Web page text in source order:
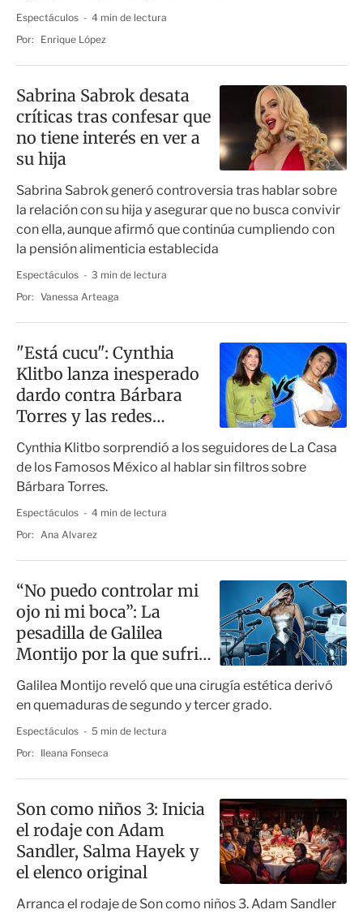
Espectáculos
4 min de lectura
Por:
Enrique López
Sabrina Sabrok desata
críticas tras confesar que
no tiene interés en ver a
su hija
Sabrina Sabrok generó controversia tras hablar sobre
la relación con su hija y asegurar que no busca convivir
con ella, aunque afirmó que continúa cumpliendo con
la pensión alimenticia establecida
Espectáculos
3 min de lectura
Por: Vanessa Arteaga
"Está cucu": Cynthia
Klitbo lanza inesperado
dardo contra Bárbara
Torres y las redes
Cynthia Klitbo sorprendió a los seguidores de La Casa
de los Famosos México al hablar sin filtros sobre
Bárbara Torres.
Espectáculos
4 min de lectura
Por:
Ana Alvarez
“No puedo controlar mi
ojo ni mi boca”: La
pesadilla de Galilea
Montijo por la que sufrió
y tercer grado
Galilea Montijo reveló que una cirugía estética derivó
en quemaduras de segundo y tercer grado.
Espectáculos
5 min de lectura
Por:
Ileana Fonseca
Son como niños 3: Inicia
el rodaje con Adam
Sandler, Salma Hayek y
el elenco original
Arranca el rodaje de Son como niños 3. Adam Sandler